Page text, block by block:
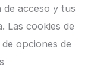
acceso y tus
Las cookies de
opciones de